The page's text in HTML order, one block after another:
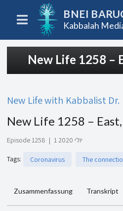
BNEI
Kabbalah
New Life 1258 –
New Life with Kabbalist
New Life 1258 –
Episode 1258 | 1 יולי 2020
Tags: Coronavirus The
Zusammenfassung Transkript